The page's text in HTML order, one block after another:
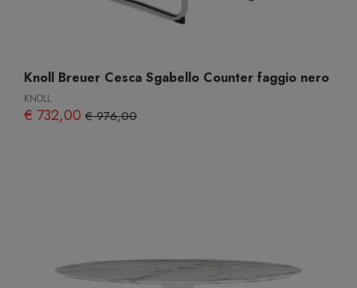
Knoll Breuer Cesca Sgabello Counter faggio nero
KNOLL
€ 732,00 € 976,00